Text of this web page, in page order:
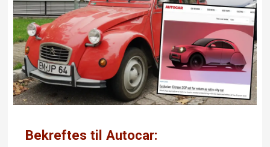
Bekreftes til Autocar: